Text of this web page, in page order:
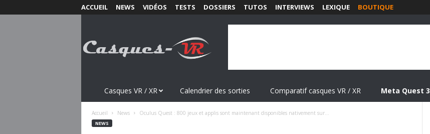
ACCUEIL NEWS VIDÉOS TESTS DOSSIERS TUTOS INTERVIEWS LEXIQUE BOUTIQUE
s
Casques VR / XR Calendrier des sorties Comparatif casques VR / XR Meta Quest 3
Accueil News Oculus Quest : 800 jeux et applis sont maintenant disponibles nativement sur...
NEWS